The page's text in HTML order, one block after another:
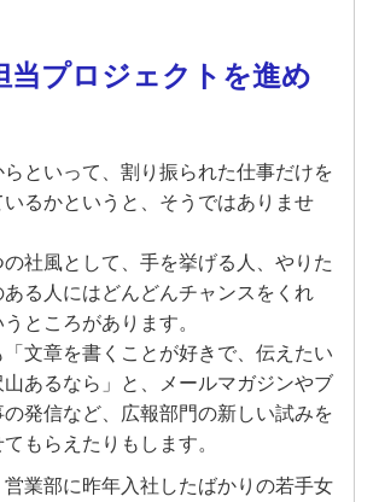
当プロジェクトを進め
らといって、割り振られた仕事だけを
いるかというと、そうではありませ
の社風として、手を挙げる人、やりた
ある人にはどんどんチャンスをくれ
ところがあります。
「文章を書くことが好きで、伝えたい
山あるなら」と、メールマガジンやブ
発信など、
広報部門の新しい試みを
もらえたりもします。
営業部に昨年入社したばかりの若手女